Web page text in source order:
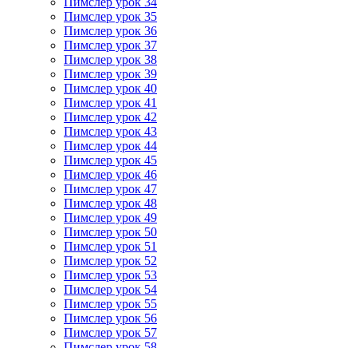
Пимслер урок 35
Пимслер урок 36
Пимслер урок 37
Пимслер урок 38
Пимслер урок 39
Пимслер урок 40
Пимслер урок 41
Пимслер урок 42
Пимслер урок 43
Пимслер урок 44
Пимслер урок 45
Пимслер урок 46
Пимслер урок 47
Пимслер урок 48
Пимслер урок 49
Пимслер урок 50
Пимслер урок 51
Пимслер урок 52
Пимслер урок 53
Пимслер урок 54
Пимслер урок 55
Пимслер урок 56
Пимслер урок 57